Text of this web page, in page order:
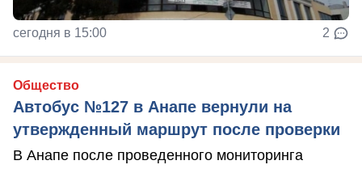
сегодня в 15:00 2
Общество
Автобус №127 в Анапе вернули на
утвержденный маршрут после проверки
В Анапе после проведенного мониторинга